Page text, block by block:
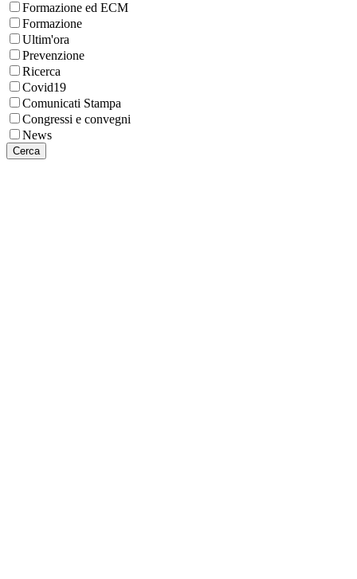
Formazione ed ECM
Formazione
Ultim'ora
Prevenzione
Ricerca
Covid19
Comunicati Stampa
Congressi e convegni
News
Cerca